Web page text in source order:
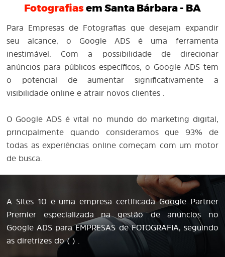
Fotografiasem Santa Bárbara - BA
Para Empresas de Fotografias que desejam expandir
seu alcance, o Google ADS é uma ferramenta
inestimável. Com a possibilidade de direcionar
anúncios para públicos específicos, o Google ADS tem
o potencial de aumentar significativamente a
visibilidade online e atrair novos clientes .
O Google ADS é vital no mundo do marketing digital,
principalmente quando consideramos que 93% de
todas as experiências online começam com um motor
de busca.
A Sites 10 é uma empresa certificada Google Partner
Premier especializada na gestão de anúncios no
Google ADS para EMPRESAS de FOTOGRAFIA, seguindo
as diretrizes do ( ) .